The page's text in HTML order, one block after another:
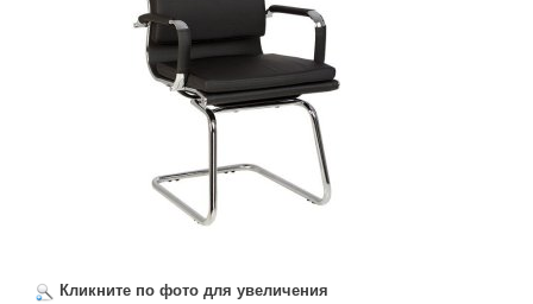
Кликните по фото для увеличения